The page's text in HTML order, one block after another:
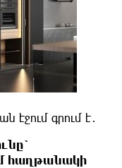
էջում գրում է․
հաղթանակի